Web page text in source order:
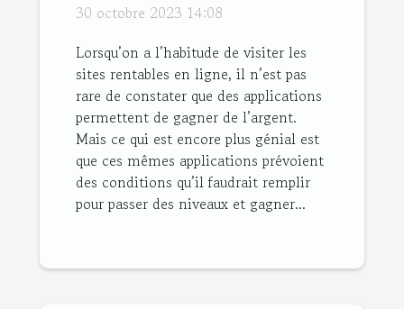
30 octobre 2023 14:08
Lorsqu’on a l’habitude de visiter les
sites rentables en ligne, il n’est pas
rare de constater que des applications
permettent de gagner de l’argent.
Mais ce qui est encore plus génial est
que ces mêmes applications prévoient
des conditions qu’il faudrait remplir
pour passer des niveaux et gagner...